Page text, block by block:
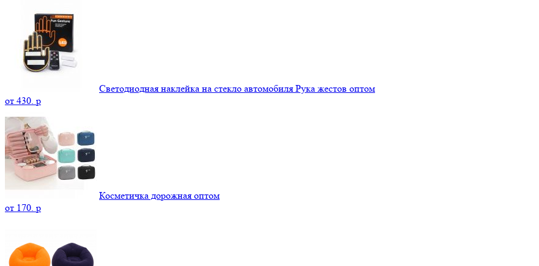
Светодиодная наклейка на стекло автомобиля Рука жестов оптом
от 430. p
Косметичка дорожная оптом
от 170. p